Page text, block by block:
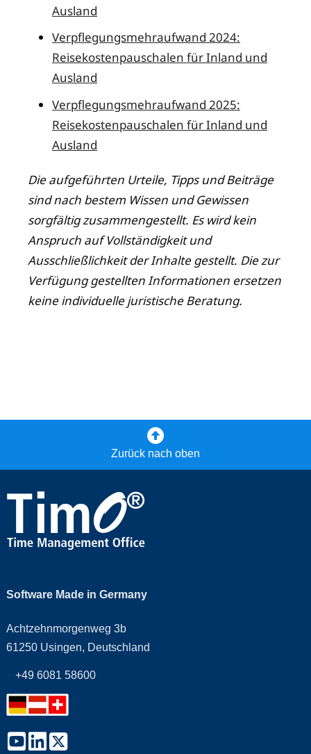
Ausland
Verpflegungsmehraufwand 2024:
Reisekostenpauschalen für Inland und
Ausland
Verpflegungsmehraufwand 2025:
Reisekostenpauschalen für Inland und
Ausland
Die aufgeführten Urteile, Tipps und Beiträge
sind nach bestem Wissen und Gewissen
sorgfältig zusammengestellt. Es wird kein
Anspruch auf Vollständigkeit und
Ausschließlichkeit der Inhalte gestellt. Die zur
Verfügung gestellten Informationen ersetzen
keine individuelle juristische Beratung.
Zurück nach oben
Software Made in Germany
Achtzehnmorgenweg 3b
61250 Usingen, Deutschland
+49 6081 58600